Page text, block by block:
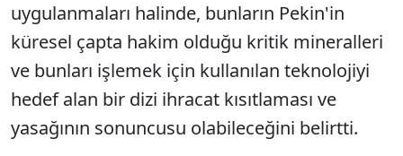
uygulanmaları halinde, bunların Pekin'in
küresel çapta hakim olduğu kritik mineralleri
ve bunları işlemek için kullanılan teknolojiyi
hedef alan bir dizi ihracat kısıtlaması ve
yasağının sonuncusu olabileceğini belirtti.